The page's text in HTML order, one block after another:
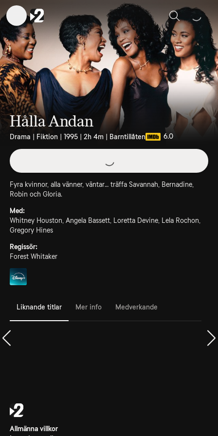
Sök
Hålla Andan
Drama | Fiktion | 1995 | 2h 4m | Barntillåten 6.0
Fyra kvinnor, alla vänner, väntar… träffa Savannah, Bernadine,
Robin och Gloria.
Med:
Whitney Houston, Angela Bassett, Loretta Devine, Lela Rochon,
Gregory Hines
Regissör:
Forest Whitaker
Liknande titlar Mer info Medverkande
Allmänna villkor